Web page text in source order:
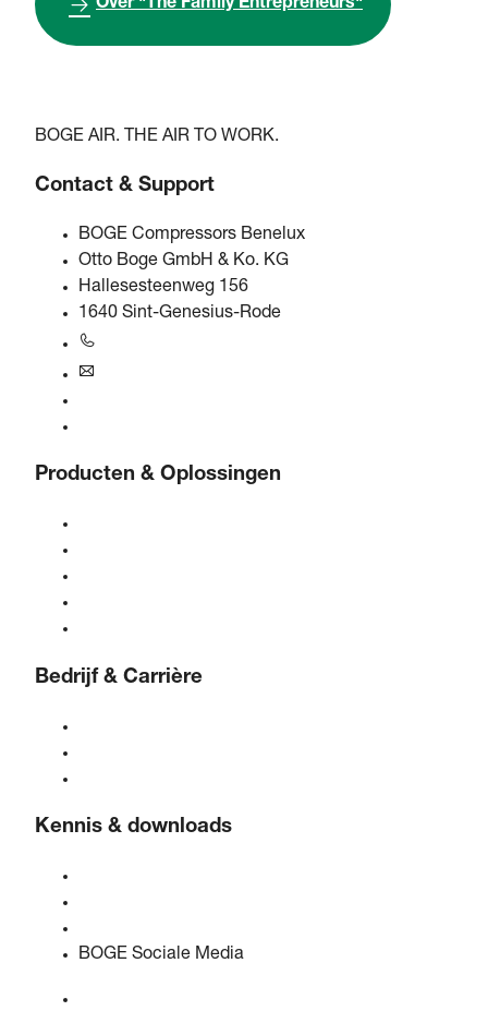
Over "The Family Entrepreneurs"
BOGE AIR. THE AIR TO WORK.
Contact & Support
BOGE Compressors Benelux
Otto Boge GmbH & Ko. KG
Hallesesteenweg 156
1640 Sint-Genesius-Rode
Producten & Oplossingen
Bedrijf & Carrière
Kennis & downloads
BOGE Sociale Media